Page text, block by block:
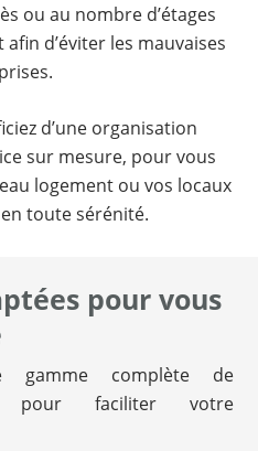
ou au nombre d’étages
d’éviter les mauvaises
d’une organisation
sur mesure, pour vous
logement ou vos locaux
toute sérénité.
pour vous
gamme complète de
pour faciliter votre